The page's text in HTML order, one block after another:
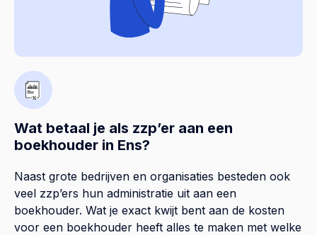
Wat betaal je als zzp’er aan een
boekhouder in Ens?
Naast grote bedrijven en organisaties besteden ook
veel zzp’ers hun administratie uit aan een
boekhouder. Wat je exact kwijt bent aan de kosten
voor een boekhouder heeft alles te maken met welke